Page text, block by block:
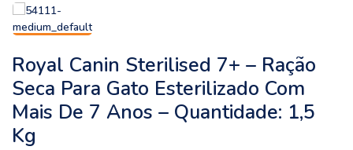
Royal Canin Sterilised 7+ – Ração
Seca Para Gato Esterilizado Com
Mais De 7 Anos – Quantidade: 1,5
Kg